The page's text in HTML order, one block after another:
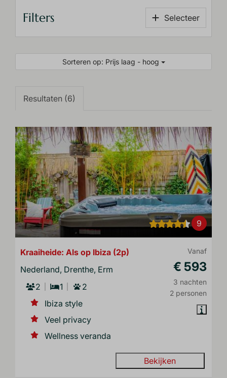
Filters Selecteer
Sorteren op: Prijs laag - hoog
Resultaten (6)
9
Vanaf
€ 593
3 nachten
2 personen
Kraaiheide: Als op Ibiza (2p)
Nederland, Drenthe, Erm
2
1
2
Ibiza style
Veel privacy
Wellness veranda
Bekijken